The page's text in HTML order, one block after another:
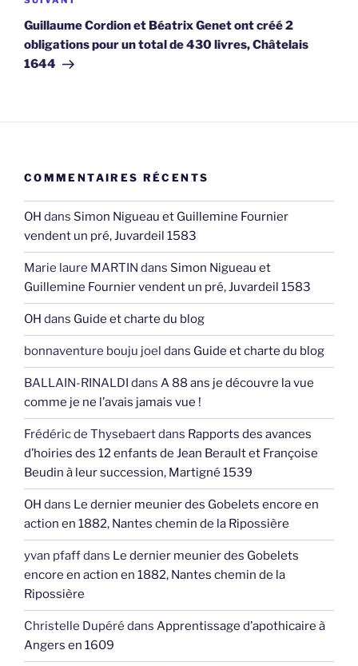
suivant
Guillaume Cordion et Béatrix Genet ont créé 2
obligations pour un total de 430 livres, Châtelais
1644
COMMENTAIRES RÉCENTS
OH dans Simon Nigueau et Guillemine Fournier
vendent un pré, Juvardeil 1583
Marie laure MARTIN dans Simon Nigueau et
Guillemine Fournier vendent un pré, Juvardeil 1583
OH dans Guide et charte du blog
bonnaventure bouju joel dans Guide et charte du blog
BALLAIN-RINALDI dans A 88 ans je découvre la vue
comme je ne l’avais jamais vue !
Frédéric de Thysebaertdans Rapports des avances
d’hoiries des 12 enfants de Jean Berault et Françoise
Beudin à leur succession, Martigné 1539
OH dans Le dernier meunier des Gobelets encore en
action en 1882, Nantes chemin de la Ripossière
yvan pfaffdans Le dernier meunier des Gobelets
encore en action en 1882, Nantes chemin de la
Ripossière
Christelle Dupéré dans Apprentissage d’apothicaire à
Angers en 1609